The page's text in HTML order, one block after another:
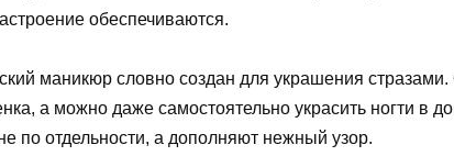
обеспечиваются.
маникюр словно создан для украшения
а можно даже самостоятельно украсить ногти в
по отдельности, а дополняют нежный узор.